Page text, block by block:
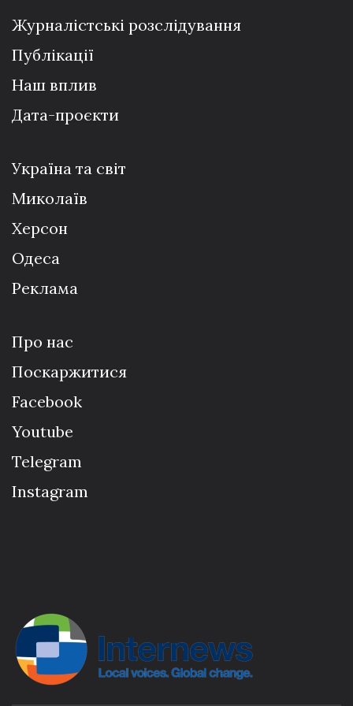
Журналістські розслідування
Публікації
Наш вплив
Дата-проєкти
Україна та світ
Миколаїв
Херсон
Одеса
Реклама
Про нас
Поскаржитися
Facebook
Youtube
Telegram
Instagram